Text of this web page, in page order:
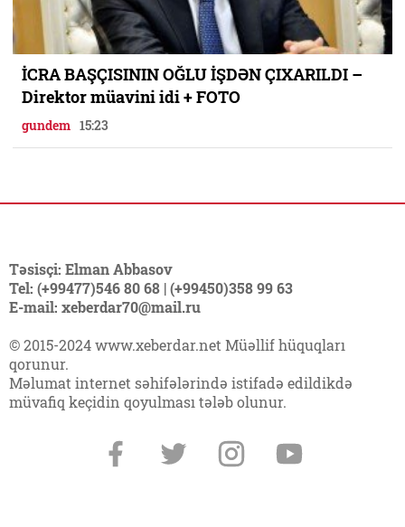
İCRA BAŞÇISININ OĞLU İŞDƏN ÇIXARILDI –
Direktor müavini idi + FOTO
gundem 15:23
Təsisçi: Elman Abbasov
Tel: (+99477)546 80 68 | (+99450)358 99 63
E-mail: xeberdar70@mail.ru
© 2015-2024 www.xeberdar.net Müəllif hüquqları
qorunur.
Məlumat internet səhifələrində istifadə edildikdə
müvafiq keçidin qoyulması tələb olunur.